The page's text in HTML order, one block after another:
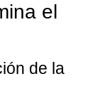
el
de la